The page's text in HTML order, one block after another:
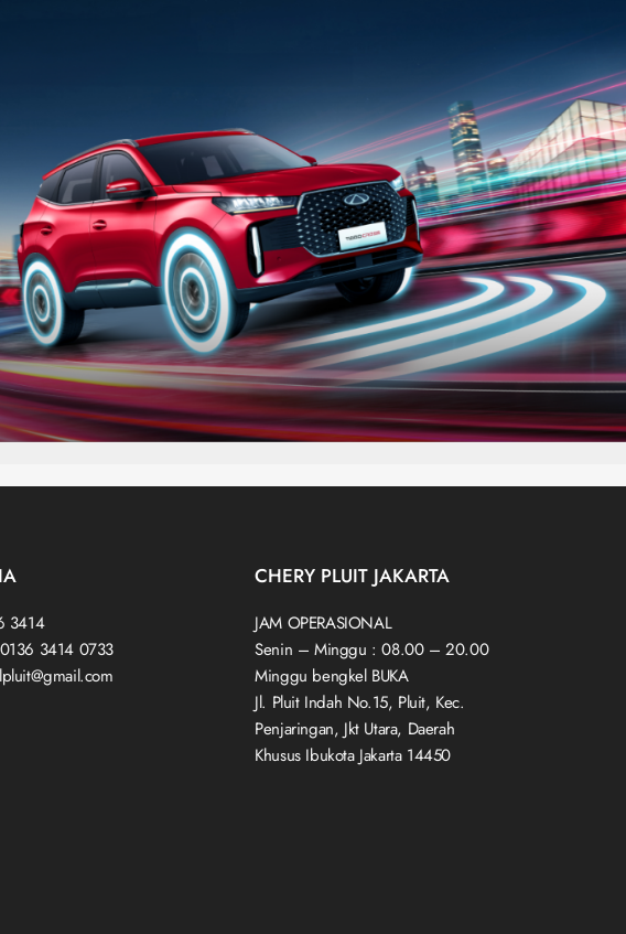
3414
3414 0733
CHERY PLUIT JAKARTA
JAM OPERASIONAL
Senin – Minggu : 08.00 – 20.00
Minggu bengkel BUKA
Jl. Pluit Indah No.15, Pluit, Kec.
Penjaringan, Jkt Utara, Daerah
Khusus Ibukota Jakarta 14450